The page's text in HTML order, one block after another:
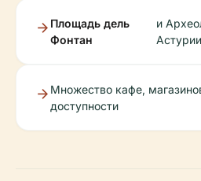
Площадь дель
Фонтан
и
Астурии
Множество кафе,
доступности